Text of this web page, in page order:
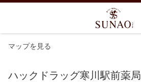
マップを見る
ハックドラッグ寒川駅前薬局